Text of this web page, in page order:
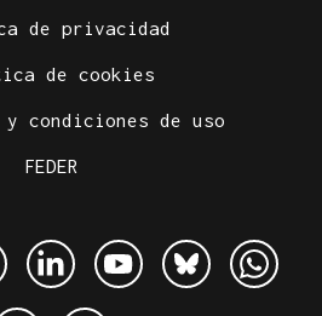
de privacidad
de cookies
condiciones de uso
FEDER